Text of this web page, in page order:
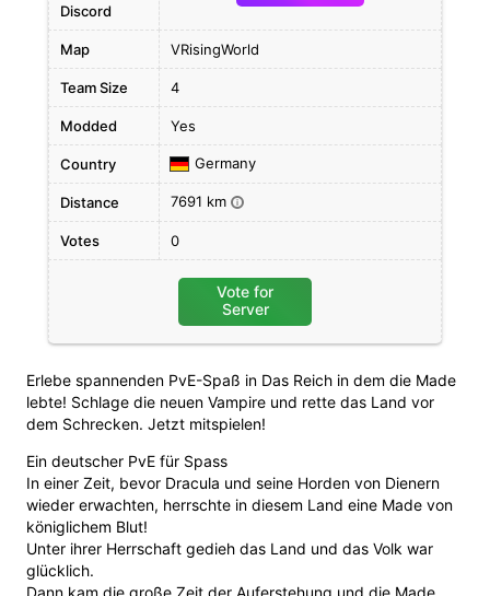
Erlebe spannenden PvE-Spaß in Das Reich in dem die Made
lebte! Schlage die neuen Vampire und rette das Land vor
dem Schrecken. Jetzt mitspielen!
Ein deutscher PvE für Spass
In einer Zeit, bevor Dracula und seine Horden von Dienern
wieder erwachten, herrschte in diesem Land eine Made von
königlichem Blut!
Unter ihrer Herrschaft gedieh das Land und das Volk war
glücklich.
Dann kam die große Zeit der Auferstehung und die Made
Discord
Map VRisingWorld
Team Size 4
Modded Yes
Country Germany
Distance 7691 km i
Votes 0
Vote for
Server